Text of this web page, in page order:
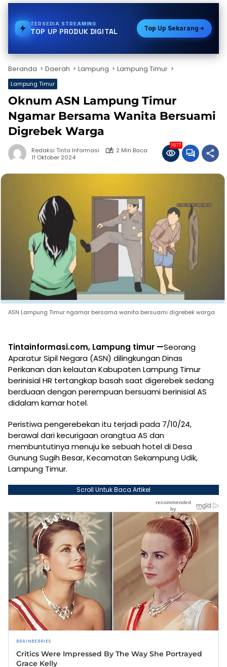
TERSEDIA E-WALLET
TOP UP PRODUK DIGITAL Top Up Sekarang
Beranda Daerah Lampung Lampung Timur
Lampung Timur
Oknum ASN Lampung Timur
Ngamar Bersama Wanita Bersuami
Digrebek Warga
Redaksi Tinta Informasi
2 Min Baca
11 Oktober 2024
1677
ASN Lampung Timur ngamar bersama wanita bersuami digrebek warga
Tintainformasi.com, Lampung timur —Seorang
Aparatur Sipil Negara (ASN) dilingkungan Dinas
Perikanan dan kelautan Kabupaten Lampung Timur
berinisial HR tertangkap basah saat digerebek sedang
berduaan dengan perempuan bersuami berinisial AS
didalam kamar hotel.
Peristiwa pengerebekan itu terjadi pada 7/10/24,
berawal dari kecurigaan orangtua AS dan
membuntutinya menuju ke sebuah hotel di Desa
Gunung Sugih Besar, Kecamatan Sekampung Udik,
Lampung Timur.
Scroll Untuk Baca Artikel